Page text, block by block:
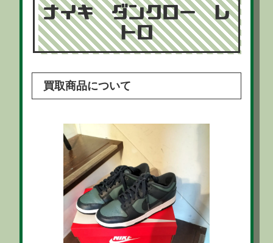
ナイキ ダンクロー レ
トロ
買取商品について